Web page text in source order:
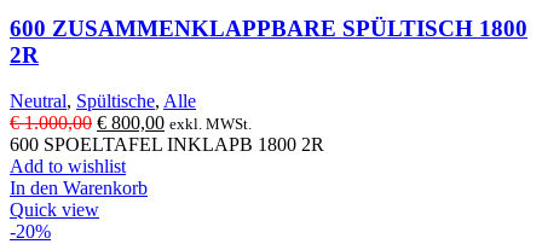
600 ZUSAMMENKLAPPBARE SPÜLTISCH 1800
2R
Neutral, Spültische, Alle
€1.000,00 Ursprünglicher
Preis
war:
€ 1.000,00
€ 800,00Aktueller
Preis
exkl. MWSt.
600 SPOELTAFEL INKLAPB 1800 2R
Add to wishlist
In den Warenkorb
Quick view
-20%